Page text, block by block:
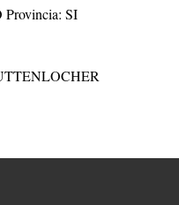
SI